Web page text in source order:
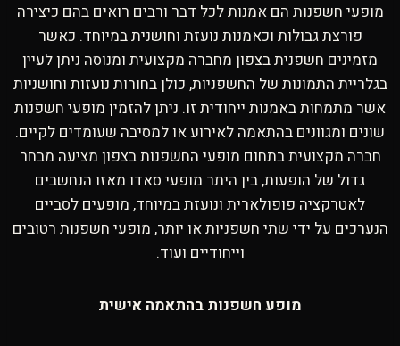
מופעי חשפנות הם אמנות לכל דבר ורבים רואים בהם כיצירה
פורצת גבולות וכאמנות נועזת וחושנית במיוחד. כאשר
מזמינים חשפנית בצפון מחברה מקצועית ומנוסה ניתן לעיין
בגלריית התמונות של החשפניות, כולן בחורות נועזות וחושניות
אשר מתמחות באמנות ייחודית זו. ניתן להזמין מופעי חשפנות
שונים ומגוונים בהתאמה לאירוע או למסיבה שעומדים לקיים.
חברה מקצועית בתחום מופעי החשפנות בצפון מציעה מבחר
גדול של הופעות, בין היתר מופעי סאדו מאזו הנחשבים
לאטרקציה פופולארית ונועזת במיוחד, מופעים לסביים
הנערכים על ידי שתי חשפניות או יותר, מופעי חשפנות רטובים
וייחודיים ועוד.
מופע חשפנות בהתאמה אישית